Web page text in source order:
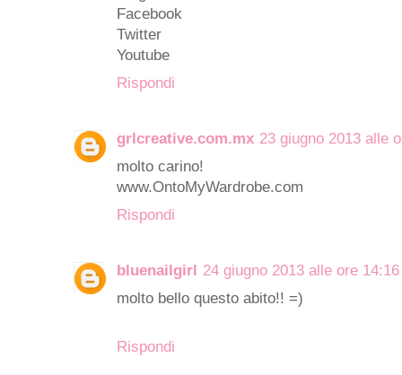
Facebook
Twitter
Youtube
Rispondi
grlcreative.com.mx 23 giugno 2013 alle
molto carino!
www.OntoMyWardrobe.com
Rispondi
bluenailgirl 24 giugno 2013 alle ore 14:16
molto bello questo abito!! =)
Rispondi